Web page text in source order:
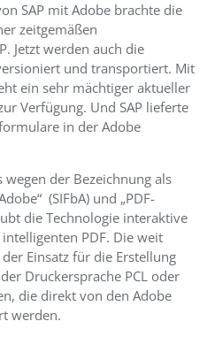
SAP mit Adobe brachte die
zeitgemäßen
Jetzt werden auch die
und transportiert. Mit
ein sehr mächtiger aktueller
Verfügung. Und SAP lieferte
in der Adobe
der Bezeichnung als
(SIFbA) und „PDF-
die Technologie interaktive
PDF. Die weit
Einsatz für die Erstellung
Druckersprache PCL oder
die direkt von den Adobe
werden.